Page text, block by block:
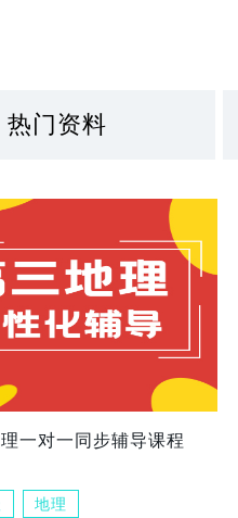
热门资料
一对一同步辅导课程
地理